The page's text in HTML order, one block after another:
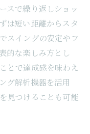
スで繰り返しショッ
は短い距離からスタ
スイングの安定やフ
的な楽しみ方とし
とで達成感を味わえ
グ解析機器を活用
見つけることも可能